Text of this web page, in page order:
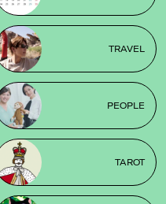
TRAVEL
PEOPLE
TAROT